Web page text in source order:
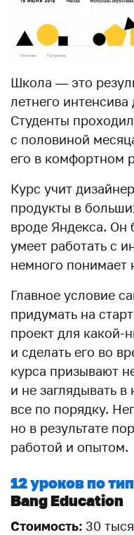
Школа — это
летнего
Студенты
с половиной
его в комфортном
Курс учит
продукты в
вроде Яндекса. Он
умеет работать с
немного понимает
Главное условие
придумать на
проект для какой-
и сделать его во
курса призывают
и не заглядывать
все по порядку.
но в результате
работой и опытом.
12 уроков по
Bang Education
Стоимость: 30